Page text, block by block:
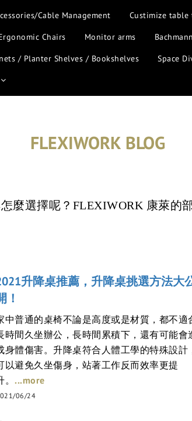
Cable Management Custimize table
Chairs Monitor arms
/ Planter Shelves / Bookshelves Space
FLEXIWORK BLOG
麼選擇呢？FLEXIWORK 康萊的
升降桌推薦，升降桌挑選方法大
！
中普通的桌椅不論是高度或是材質，都不適
時間久坐辦公，長時間累積下，還有可能會
身體傷害。升降桌符合人體工學的特殊設計
以避免久坐傷身，站著工作反而效率更提
。 ...more
06/24